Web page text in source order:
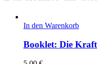
In den Warenkorb
Booklet: Die